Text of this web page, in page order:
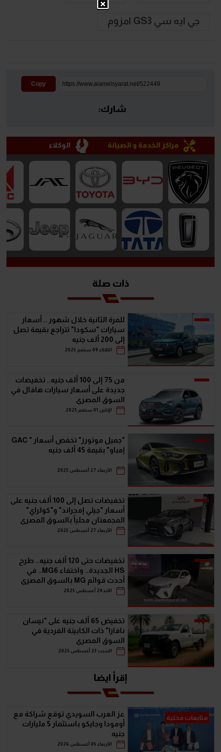
جي ايه سي GS3 امزوم
Copy
شارك:
مراكز الخدمة و الصيانة الوكلاء
ذات صلة
للمرة الثانية خلال شهور .. أسعار
سيارات "سكودا" تتراجع بقيمة تصل
إلى 200 ألف جنيه
الثلاثاء 09 سبتمبر 2025
من 75 إلى 100 ألف جنيه.. تخفيضات
جديدة على أسعار سيارات هافال في
السوق المصري
الإثنين 01 سبتمبر 2025
"جميل موتورز" تخفض أسعار " GAC
إمباو" بقيمة 45 ألف جنيه
الأربعاء 27 أغسطس 2025
تخفيضات تصل إلى 100 ألف جنيه على
أسعار "جيلي إمجراند" و"كولراي"
المجمعتان محلياً بالسوق المصري
الأربعاء 27 أغسطس 2025
تخفيضات حتى 120 ألف جنيه.. طرح
HS الجديدة.. واختفاء MG6.. في
أحدث قوائم MG بالسوق المصري
الأحد 24 أغسطس 2025
تخفيض 65 ألف جنيه على "نيسان
نافارا" ذات الكابينة الفردية في
السوق المصري
السبت 23 أغسطس 2025
إقرأ ايضا
متابعات محلية
عز العرب السويدي توقع شراكة مع
أومودا وجايكو باستثمار 5 مليارات
جنيه
الأربعاء 05 أغسطس 2026